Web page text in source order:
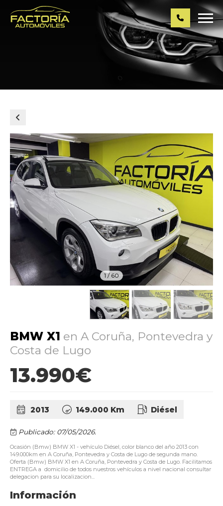
1 / 60
BMW X1 en A Coruña, Pontevedra y
Costa de Lugo
13.990€
2013 149.000 Km Diésel
Publicado: 07/05/2026.
Ocasión (Bmw) BMW X1 - vehículo Diésel, color blanco del año 2013 con
149.000km en A Coruña, Pontevedra y Costa de Lugo de segunda mano.
Oferta (Bmw) BMW X1 en A Coruña, Pontevedra y Costa de Lugo. Facilitamos
ENTREGA a domicilio de todos nuestros vehículos a nivel nacional consultar
delegacion para su localizacion...
Información